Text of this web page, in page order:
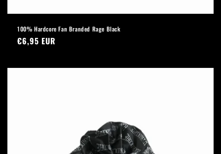
100% Hardcore Fan Branded Rage Black
Normaler
€6,95 EUR